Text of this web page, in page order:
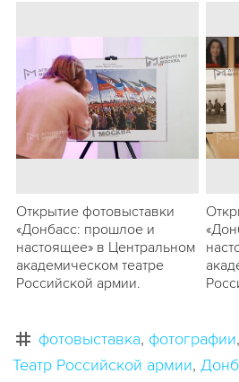
Открытие фотовыставки
«Донбасс: прошлое и
настоящее» в Центральном
академическом театре
Российской армии.
фотовыставка фотографии
Театр Российской армии